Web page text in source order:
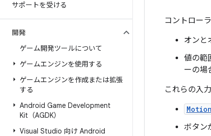
サポートを受ける
開発
ゲーム開発ツールについて
ゲームエンジンを使用する
ゲームエンジンを作成または拡張
する
Android Game Development
Kit（AGDK）
Visual Studio 向け Android
コントロー
オンと
値の範
ーの場
これらの入力
ボタン